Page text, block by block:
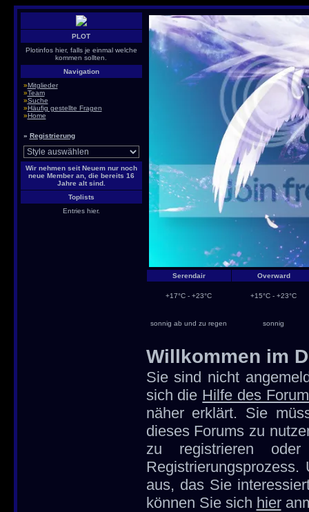
PLOT
Plotinfos hier, falls je einmal welche
kommen sollten.
Navigation
»Mitglieder
»Team
»Suche
»Häufig gestellte Fragen
»Home
» Registrierung
Wir nehmen seit Neuem nur noch
neue Member an, die bereits 16
Jahre alt sind.
Toplists
Entries hier.
Serendair Overward
+17°C - +23°C +15°C - +23°C
sonnig ab und zu regen sonnig
Willkommen im
Sie sind nicht
sich die Hilfe des
näher erklärt. Sie
dieses Forums zu
zu registrieren
aus, das Sie
können Sie sich hier